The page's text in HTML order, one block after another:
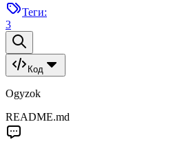
Теги:
3
Код
Ogyzok
README.md